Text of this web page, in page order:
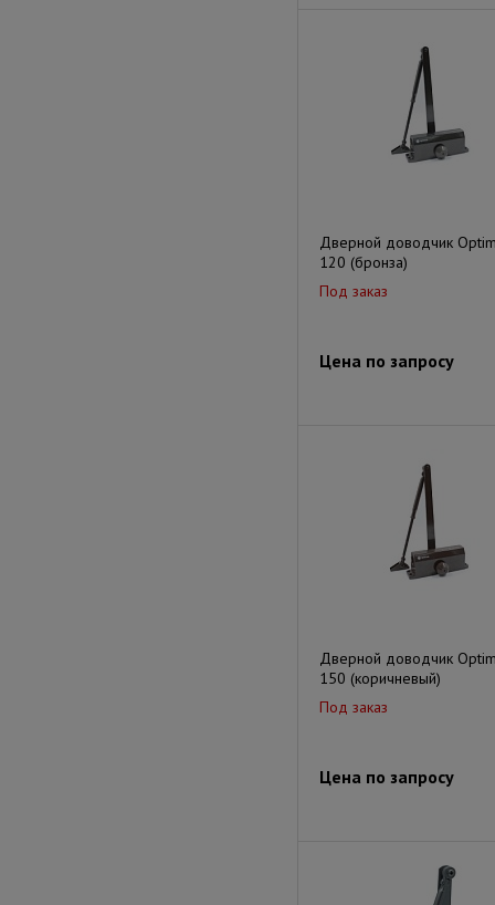
Дверной доводчик
120 (бронза)
Под заказ
Цена по запросу
Дверной доводчик
150 (коричневый)
Под заказ
Цена по запросу